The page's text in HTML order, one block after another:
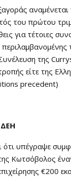
αναμένεται
του πρώτου
για τέτοιες
της
είτε της
precedent)
υπέγραψε
Κωτσόβολος
€200